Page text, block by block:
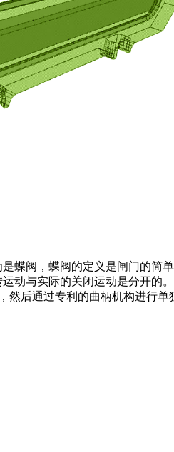
蝶阀，蝶阀的定义是闸门的简单
动与实际的关闭运动是分开的
然后通过专利的曲柄机构进行单